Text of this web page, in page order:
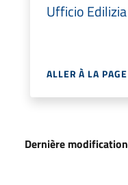
Ufficio Edilizia
ALLER À LA PAGE
Dernière modification